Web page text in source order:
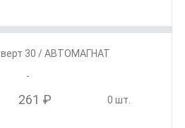
30 / АВТОМАГНАТ
-
261 ₽ 0 шт.